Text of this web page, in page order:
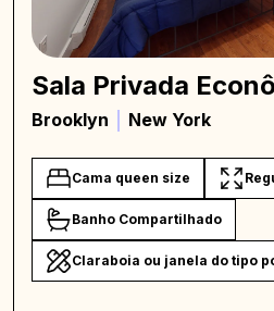
Sala Privada
Brooklyn New York
Cama queen size
Banho Compartilhado
Claraboia ou janela do tipo